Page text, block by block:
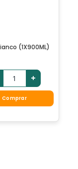
(1X900ML)
+
Comprar